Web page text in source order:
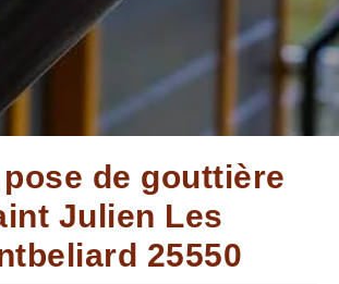
de gouttière
Julien Les
25550